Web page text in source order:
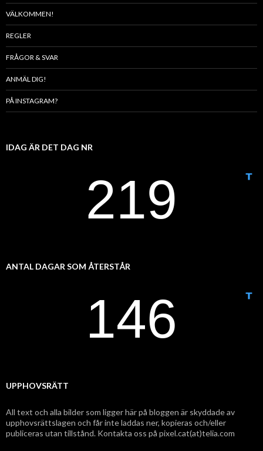
VÄLKOMMEN!
REGLER
FRÅGOR & SVAR
ANMÄL DIG!
PÅ INSTAGRAM?
IDAG ÄR DET DAG NR
ANTAL DAGAR SOM ÅTERSTÅR
UPPHOVSRÄTT
All text och alla bilder som ligger här på bloggen är skyddade av
upphovsrättslagen och får inte laddas ner, kopieras och/eller
publiceras utan tillstånd. Kontakta oss på pixel.cat(at)telia.com